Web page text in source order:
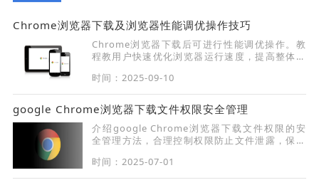
Chrome浏览器下载及浏览器性能调优操作技巧
Chrome浏览器下载后可进行性能调优操作。教
程教用户快速优化浏览器运行速度，提高整体使
时间：2025-09-10
google Chrome浏览器下载文件权限安全管理
介绍google Chrome浏览器下载文件权限的安
全管理方法，合理控制权限防止文件泄露，保障
时间：2025-07-01